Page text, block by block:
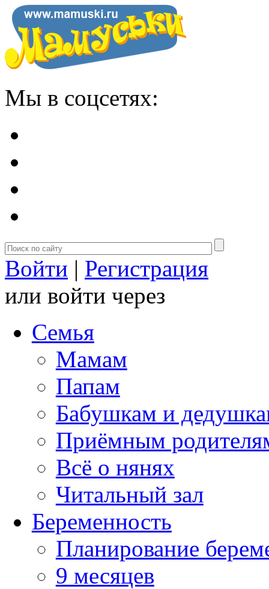
Мы в соцсетях:
Войти | Регистрация
или войти через
Семья
Мамам
Папам
Бабушкам и
Приёмным
Всё о нянях
Читальный зал
Беременность
Планирование
9 месяцев